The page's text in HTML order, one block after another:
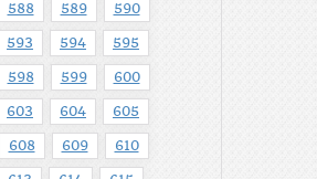
588 589 590
593 594 595
598 599 600
603 604 605
608 609 610